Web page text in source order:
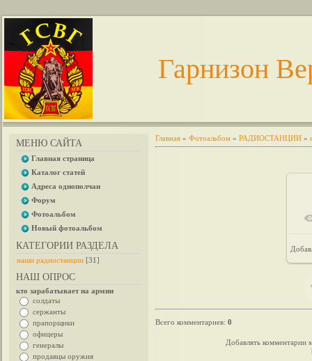
Гарнизон
МЕНЮ САЙТА
Главная страница
Каталог статей
Адреса однополчан
Форум
Фотоальбом
Новый фотоальбом
КАТЕГОРИИ РАЗДЕЛА
наши радиостанции [31]
НАШ ОПРОС
кто зарабатывает на армии
солдаты
сержанты
прапорщики
офицеры
генералы
продавцы оружия
Главная » Фотоальбом » РАДИОСТАНЦИИ »
Всего комментариев: 0
Добавлять комментарии